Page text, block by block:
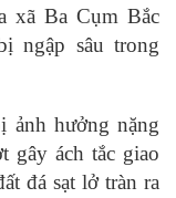
xã Ba Cụm Bắc
ngập sâu trong
ảnh hưởng nặng
gây ách tắc giao
đá sạt lở tràn ra